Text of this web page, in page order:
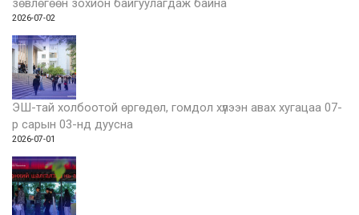
зөвлөгөөн зохион байгуулагдаж байна
2026-07-02
ЭШ-тай холбоотой өргөдөл, гомдол хүлээн авах хугацаа 07-
р сарын 03-нд дуусна
2026-07-01